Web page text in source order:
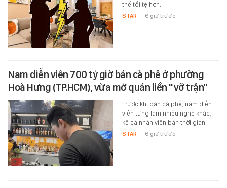
thể tồi tệ hơn.
STAR - 6 giờ trước
Nam diễn viên 700 tỷ giờ bán cà phê ở phường
Hoà Hưng (TP.HCM), vừa mở quán liền "vỡ trận"
Trước khi bán cà phê, nam diễn
viên từng làm nhiều nghề khác,
kể cả nhân viên bán thời gian.
STAR - 6 giờ trước